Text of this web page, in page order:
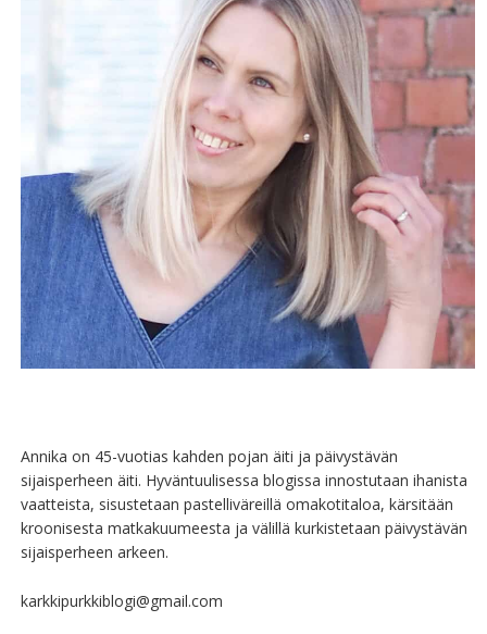
Annika on 45-vuotias kahden pojan äiti ja päivystävän
sijaisperheen äiti. Hyväntuulisessa blogissa innostutaan ihanista
vaatteista, sisustetaan pastelliväreillä omakotitaloa, kärsitään
kroonisesta matkakuumeesta ja välillä kurkistetaan päivystävän
sijaisperheen arkeen.
karkkipurkkiblogi@gmail.com